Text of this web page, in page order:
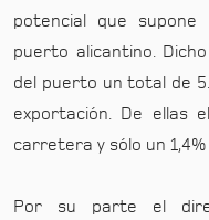
potencial que
puerto alicantino.
del puerto un total de
exportación. De ellas
carretera y sólo un
Por su parte el